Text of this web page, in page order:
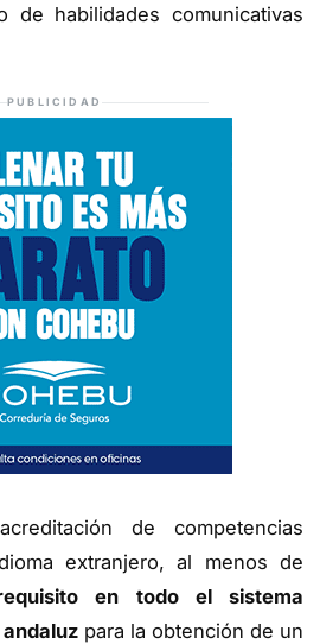
de habilidades comunicativas
PUBLICIDAD
de competencias
extranjero, al menos de
en todo el sistema
para la obtención de un